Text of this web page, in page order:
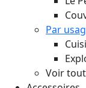
Par
Voir